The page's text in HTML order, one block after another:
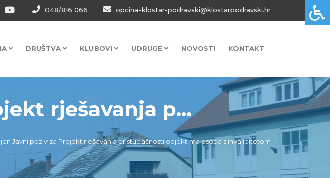
048/816 066 opcina-klostar-podravski@klostarpodravski.hr
DRUŠTVA KLUBOVI UDRUGE NOVOSTI KONTAKT
rješavanja p...
Javni poziv za Projekt rješavanja pristupačnosti objektima osoba s invaliditetom